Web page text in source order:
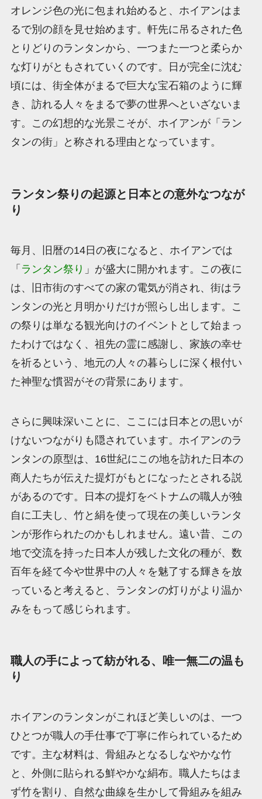
オレンジ色の光に包まれ始めると、ホイアンはま
るで別の顔を見せ始めます。軒先に吊るされた色
とりどりのランタンから、一つまた一つと柔らか
な灯りがともされていくのです。日が完全に沈む
頃には、街全体がまるで巨大な宝石箱のように輝
き、訪れる人々をまるで夢の世界へといざないま
す。この幻想的な光景こそが、ホイアンが「ラン
タンの街」と称される理由となっています。
ランタン祭りの起源と日本との意外なつなが
り
毎月、旧暦の14日の夜になると、ホイアンでは
「 ランタン祭り 」が盛大に開かれます。この夜に
は、旧市街のすべての家の電気が消され、街はラ
ンタンの光と月明かりだけが照らし出します。こ
の祭りは単なる観光向けのイベントとして始まっ
たわけではなく、祖先の霊に感謝し、家族の幸せ
を祈るという、地元の人々の暮らしに深く根付い
た神聖な慣習がその背景にあります。
さらに興味深いことに、ここには日本との思いが
けないつながりも隠されています。ホイアンのラ
ンタンの原型は、16世紀にこの地を訪れた日本の
商人たちが伝えた提灯がもとになったとされる説
があるのです。日本の提灯をベトナムの職人が独
自に工夫し、竹と絹を使って現在の美しいランタ
ンが形作られたのかもしれません。遠い昔、この
地で交流を持った日本人が残した文化の種が、数
百年を経て今や世界中の人々を魅了する輝きを放
っていると考えると、ランタンの灯りがより温か
みをもって感じられます。
職人の手によって紡がれる、唯一無二の温も
り
ホイアンのランタンがこれほど美しいのは、一つ
ひとつが職人の手仕事で丁寧に作られているため
です。主な材料は、骨組みとなるしなやかな竹
と、外側に貼られる鮮やかな絹布。職人たちはま
ず竹を割り、自然な曲線を生かして骨組みを組み